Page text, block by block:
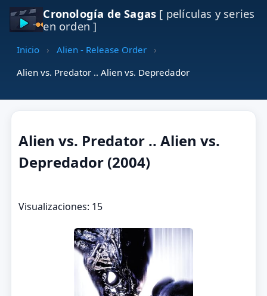
Cronología de Sagas [ películas y series
en orden ]
Inicio › Alien - Release Order
›
Alien vs. Predator .. Alien vs. Depredador
Alien vs. Predator .. Alien vs.
Depredador (2004)
Visualizaciones: 15